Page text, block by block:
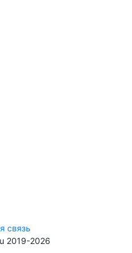
связь
2019-2026